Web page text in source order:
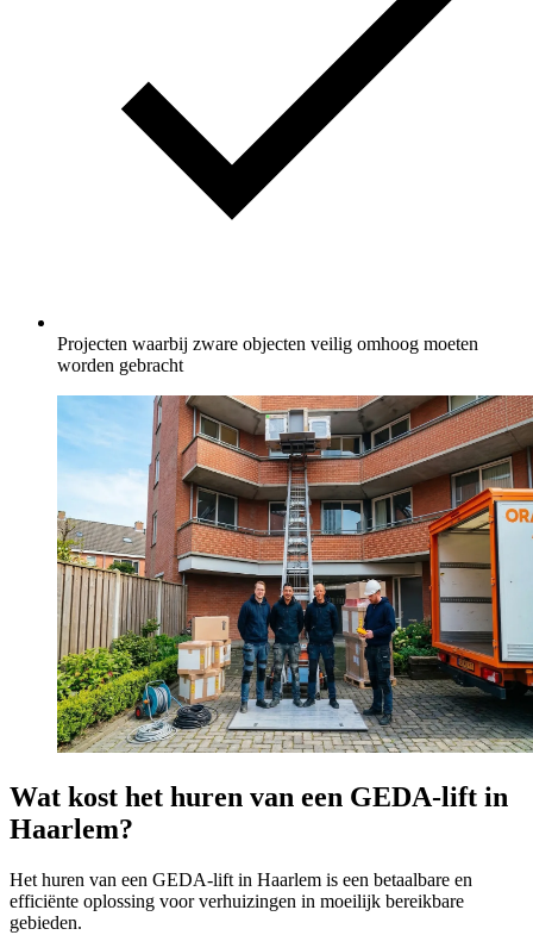
Projecten waarbij zware objecten veilig omhoog moeten
worden gebracht
Wat kost het huren van een GEDA-lift in
Haarlem?
Het huren van een GEDA-lift in Haarlem is een betaalbare en
efficiënte oplossing voor verhuizingen in moeilijk bereikbare
gebieden.